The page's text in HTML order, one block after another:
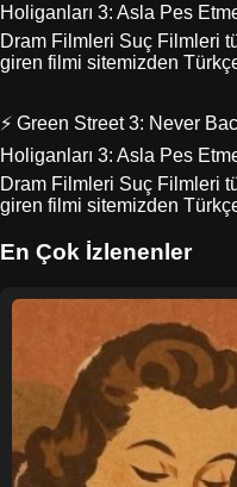
Holiganları 3: Asla Pes
Dram Filmleri Suç Filmleri
giren filmi sitemizden
⚡ Green Street 3: Never
Holiganları 3: Asla Pes
Dram Filmleri Suç Filmleri
giren filmi sitemizden
En Çok İzlenenler